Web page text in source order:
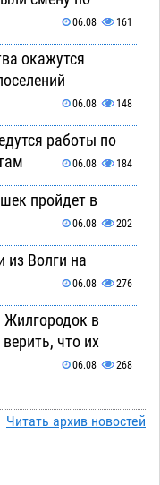
06.08 161
окажутся
06.08 148
работы по
06.08 184
пройдет в
06.08 202
Волги на
06.08 276
в
что их
06.08 268
Банка России
Читать архив новостей